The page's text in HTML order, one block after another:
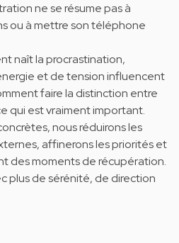
ne se résume pas à
ou à mettre son téléphone
naît la procrastination,
et de tension influencent
faire la distinction entre
qui est vraiment important.
nous réduirons les
affinerons les priorités et
des moments de récupération.
plus de sérénité, de direction